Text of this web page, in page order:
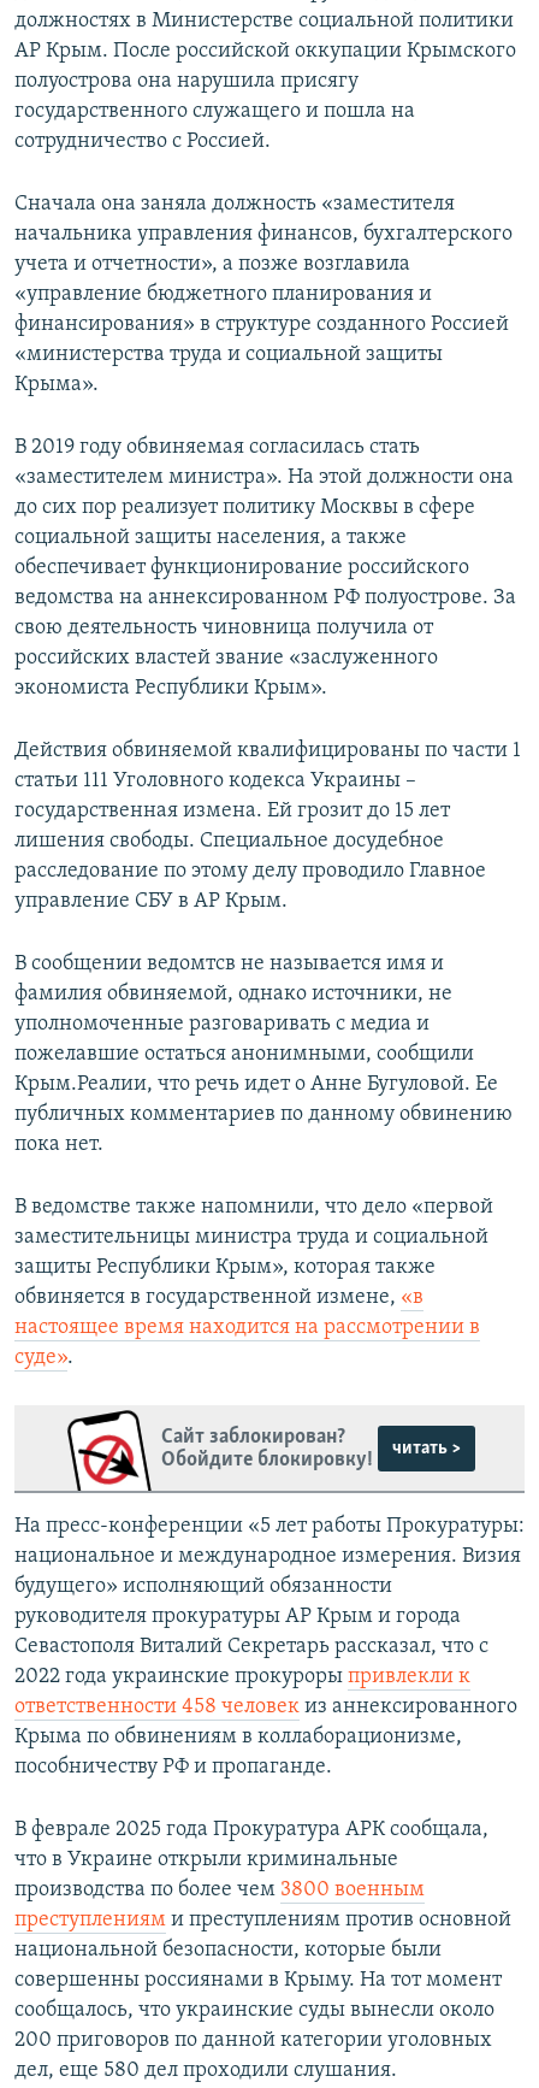
должностях в Министерстве социальной политики
АР Крым. После российской оккупации Крымского
полуострова она нарушила присягу
государственного служащего и пошла на
сотрудничество с Россией.
Сначала она заняла должность «заместителя
начальника управления финансов, бухгалтерского
учета и отчетности», а позже возглавила
«управление бюджетного планирования и
финансирования» в структуре созданного Россией
«министерства труда и социальной защиты
Крыма».
В 2019 году обвиняемая согласилась стать
«заместителем министра». На этой должности она
до сих пор реализует политику Москвы в сфере
социальной защиты населения, а также
обеспечивает функционирование российского
ведомства на аннексированном РФ полуострове. За
свою деятельность чиновница получила от
российских властей звание «заслуженного
экономиста Республики Крым».
Действия обвиняемой квалифицированы по части 1
статьи 111 Уголовного кодекса Украины –
государственная измена. Ей грозит до 15 лет
лишения свободы. Специальное досудебное
расследование по этому делу проводило Главное
управление СБУ в АР Крым.
В сообщении ведомтсв не называется имя и
фамилия обвиняемой, однако источники, не
уполномоченные разговаривать с медиа и
пожелавшие остаться анонимными, сообщили
Крым.Реалии, что речь идет о Анне Бугуловой. Ее
публичных комментариев по данному обвинению
пока нет.
В ведомстве также напомнили, что дело «первой
заместительницы министра труда и социальной
защиты Республики Крым», которая также
обвиняется в государственной измене, «в
настоящее время находится на рассмотрении в
суде».
Сайт заблокирован?
Обойдите блокировку!
читать >
На пресс-конференции «5 лет работы Прокуратуры:
национальное и международное измерения. Визия
будущего» исполняющий обязанности
руководителя прокуратуры АР Крым и города
Севастополя Виталий Секретарь рассказал, что с
2022 года украинские прокуроры привлекли к
ответственности 458 человек из аннексированного
Крыма по обвинениям в коллаборационизме,
пособничеству РФ и пропаганде.
В феврале 2025 года Прокуратура АРК сообщала,
что в Украине открыли криминальные
производства по более чем 3800 военным
преступлениям и преступлениям против основной
национальной безопасности, которые были
совершенны россиянами в Крыму. На тот момент
сообщалось, что украинские суды вынесли около
200 приговоров по данной категории уголовных
дел, еще 580 дел проходили слушания.